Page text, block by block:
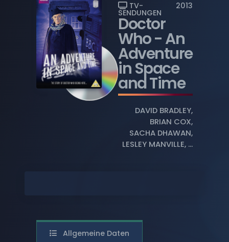
FILME
MUSIK-VIDEOS
TV-SENDUNGEN
WIEDERGABELISTEN
BLU-RAY DISCS
COMPACT DISCS
DIGITAL
TV-
SENDUNGEN
2013
Doctor
Who- An
Adventure
in Space
and Time
DAVID BRADLEY,
BRIAN COX,
SACHA DHAWAN,
LESLEY MANVILLE, ...
Allgemeine Daten